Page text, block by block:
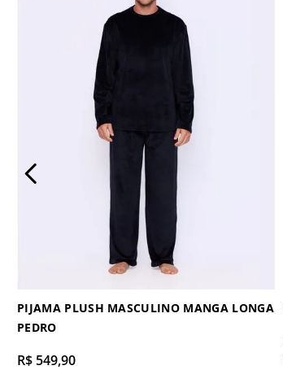
PIJAMA PLUSH MASCULINO MANGA LONGA
PEDRO
R$549,90